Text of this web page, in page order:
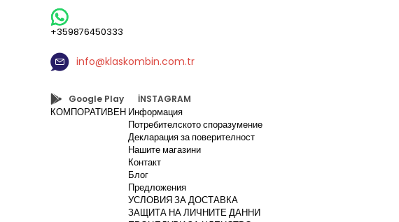
+359876450333
info@klaskombin.com.tr
Google Play
İNSTAGRAM
КОМПОРАТИВЕН Информация
Потребителското споразумение
Декларация за поверителност
Нашите магазини
Контакт
Блог
Предложения
УСЛОВИЯ ЗА ДОСТАВКА
ЗАЩИТА НА ЛИЧНИТЕ ДАННИ